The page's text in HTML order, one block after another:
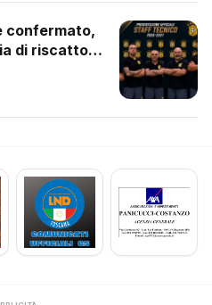
confermato,
di riscatto